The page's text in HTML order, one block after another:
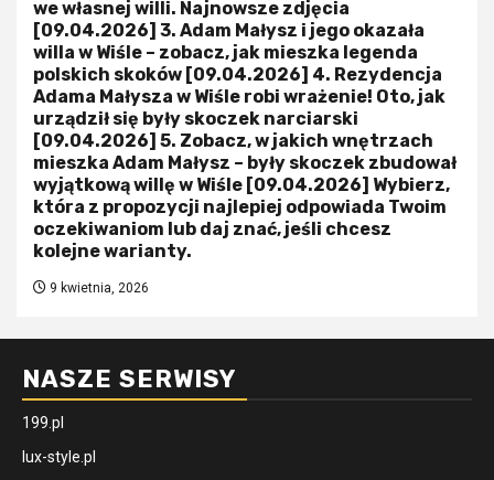
we własnej willi. Najnowsze zdjęcia
[09.04.2026] 3. Adam Małysz i jego okazała
willa w Wiśle – zobacz, jak mieszka legenda
polskich skoków [09.04.2026] 4. Rezydencja
Adama Małysza w Wiśle robi wrażenie! Oto, jak
urządził się były skoczek narciarski
[09.04.2026] 5. Zobacz, w jakich wnętrzach
mieszka Adam Małysz – były skoczek zbudował
wyjątkową willę w Wiśle [09.04.2026] Wybierz,
która z propozycji najlepiej odpowiada Twoim
oczekiwaniom lub daj znać, jeśli chcesz
kolejne warianty.
9 kwietnia, 2026
NASZE SERWISY
199.pl
lux-style.pl